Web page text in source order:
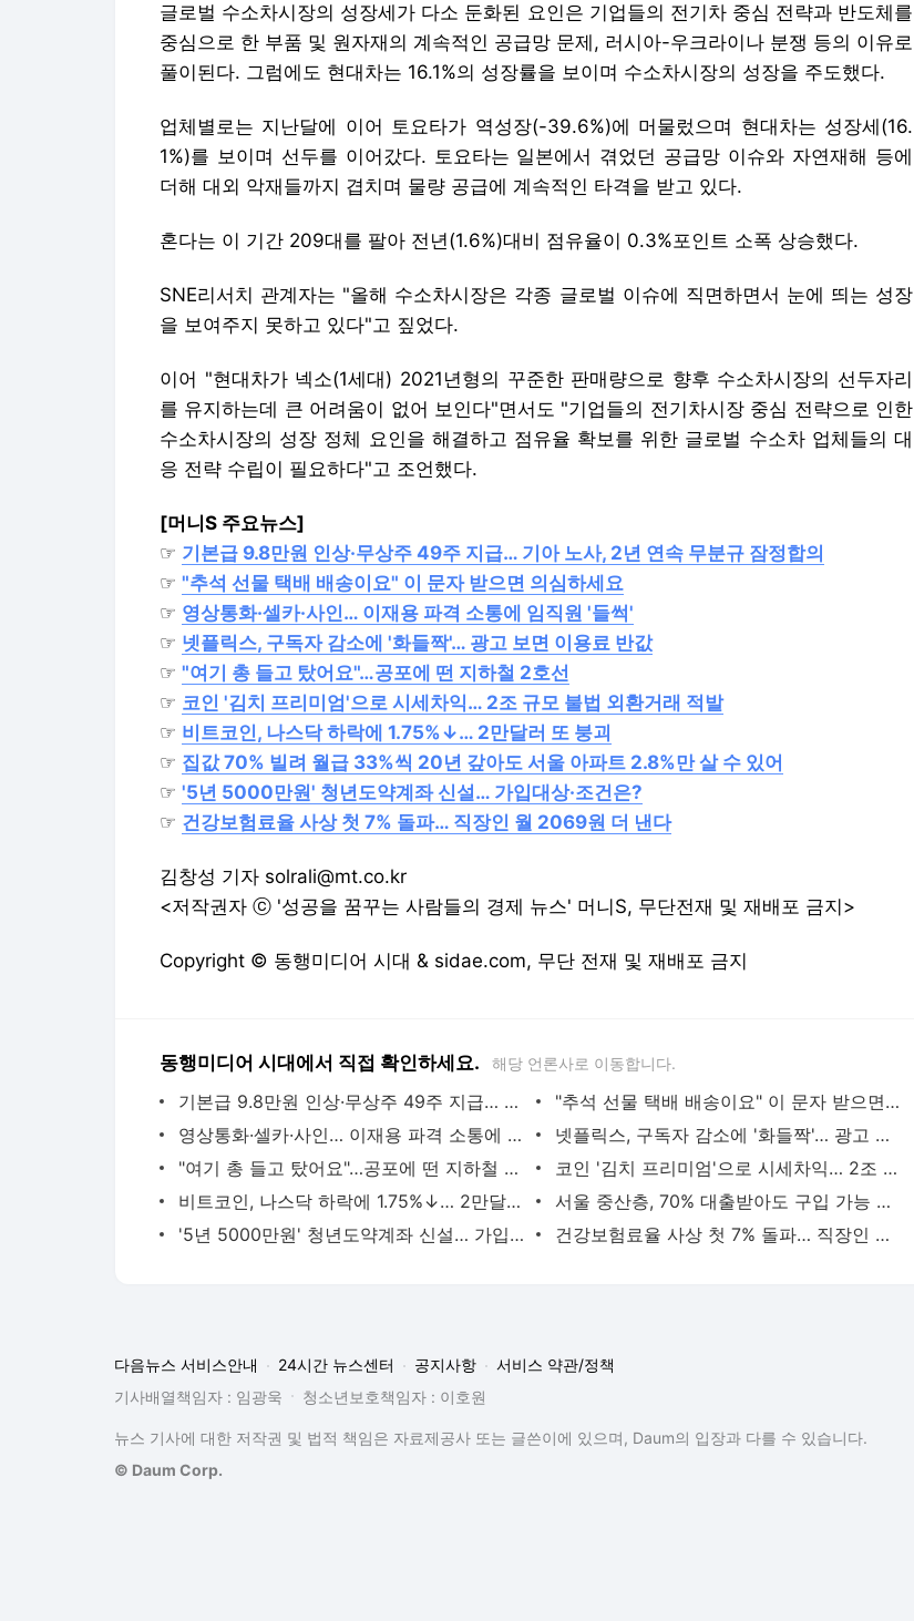
글로벌 수소차시장의 성장세가 다소 둔화된 요인은 기업들의 전기차 중심 전략과 반도체를
중심으로 한 부품 및 원자재의 계속적인 공급망 문제, 러시아-우크라이나 분쟁 등의 이유로
풀이된다. 그럼에도 현대차는 16.1%의 성장률을 보이며 수소차시장의 성장을 주도했다.
업체별로는 지난달에 이어 토요타가 역성장(-39.6%)에 머물렀으며 현대차는 성장세(16.
1%)를 보이며 선두를 이어갔다. 토요타는 일본에서 겪었던 공급망 이슈와 자연재해 등에
더해 대외 악재들까지 겹치며 물량 공급에 계속적인 타격을 받고 있다.
혼다는 이 기간 209대를 팔아 전년(1.6%)대비 점유율이 0.3%포인트 소폭 상승했다.
SNE리서치 관계자는 "올해 수소차시장은 각종 글로벌 이슈에 직면하면서 눈에 띄는 성장
을 보여주지 못하고 있다"고 짚었다.
이어 "현대차가 넥소(1세대) 2021년형의 꾸준한 판매량으로 향후 수소차시장의 선두자리
를 유지하는데 큰 어려움이 없어 보인다"면서도 "기업들의 전기차시장 중심 전략으로 인한
수소차시장의 성장 정체 요인을 해결하고 점유율 확보를 위한 글로벌 수소차 업체들의 대
응 전략 수립이 필요하다"고 조언했다.
[머니S 주요뉴스]
☞ 기본급 9.8만원 인상·무상주 49주 지급… 기아 노사, 2년 연속 무분규 잠정합의
☞ "추석 선물 택배 배송이요" 이 문자 받으면 의심하세요
☞ 영상통화·셀카·사인… 이재용 파격 소통에 임직원 '들썩'
☞ 넷플릭스, 구독자 감소에 '화들짝'… 광고 보면 이용료 반값
☞ "여기 총 들고 탔어요"…공포에 떤 지하철 2호선
☞ 코인 '김치 프리미엄'으로 시세차익… 2조 규모 불법 외환거래 적발
☞ 비트코인, 나스닥 하락에 1.75%↓… 2만달러 또 붕괴
☞ 집값 70% 빌려 월급 33%씩 20년 갚아도 서울 아파트 2.8%만 살 수 있어
☞ '5년 5000만원' 청년도약계좌 신설… 가입대상·조건은?
☞ 건강보험료율 사상 첫 7% 돌파… 직장인 월 2069원 더 낸다
김창성 기자 solrali@mt.co.kr
<저작권자 ⓒ '성공을 꿈꾸는 사람들의 경제 뉴스' 머니S, 무단전재 및 재배포 금지>
Copyright © 동행미디어 시대 & sidae.com, 무단 전재 및 재배포 금지
동행미디어 시대에서 직접 확인하세요. 해당 언론사로 이동합니다.
기본급 9.8만원 인상·무상주 49주 지급… 기아 노사, 2년 연속 무분규 잠정합의 - 머니S
"추석 선물 택배 배송이요" 이 문자 받으면 의심하세요 - 머니S
영상통화·셀카·사인… 이재용 파격 소통에 임직원 '들썩' - 머니S
넷플릭스, 구독자 감소에 '화들짝'… 광고 보면 이용료 반값 - 머니S
"여기 총 들고 탔어요"…공포에 떤 지하철 2호선 - 머니S
코인 '김치 프리미엄'으로 시세차익… 2조 규모 불법 외환거래 적발 - 머니S
비트코인, 나스닥 하락에 1.75%↓… 2만달러 또 붕괴 - 머니S
서울 중산층, 70% 대출받아도 구입 가능 아파트는 2.8% 불과 - 머니S
'5년 5000만원' 청년도약계좌 신설… 가입대상·조건은? - 머니S
건강보험료율 사상 첫 7% 돌파… 직장인 월 2069원 더 낸다 - 머니S
다음뉴스 서비스안내 24시간 뉴스센터 공지사항
서비스 약관/정책
기사배열책임자 : 임광욱
청소년보호책임자 : 이호원
뉴스 기사에 대한 저작권 및 법적 책임은 자료제공사 또는 글쓴이에 있으며, Daum의 입장과 다를 수 있습니다.
© Daum Corp.